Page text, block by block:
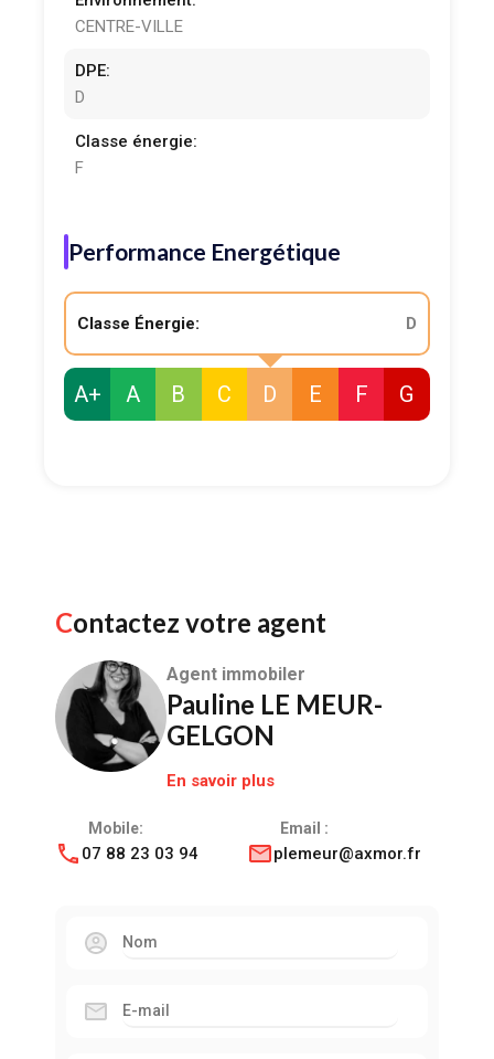
CENTRE-VILLE
DPE:
D
Classe énergie:
F
Performance Energétique
Classe Énergie: D
A+ A B C D E F G
Contactez votre agent
Agent immobiler
Pauline LE MEUR-
GELGON
En savoir plus
Mobile:
07 88 23 03 94
Email :
plemeur@axmor.fr